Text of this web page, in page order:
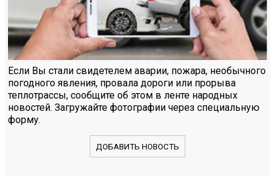
Если Вы стали свидетелем аварии, пожара, необычного
погодного явления, провала дороги или прорыва
теплотрассы, сообщите об этом в ленте народных
новостей. Загружайте фотографии через специальную
форму.
ДОБАВИТЬ НОВОСТЬ